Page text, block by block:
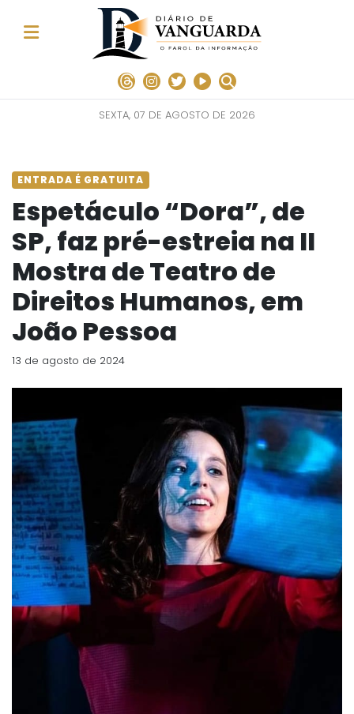
SEXTA, 07 DE AGOSTO DE 2026
ENTRADA É GRATUITA
Espetáculo “Dora”, de
SP, faz pré-estreia na II
Mostra de Teatro de
Direitos Humanos, em
João Pessoa
13 de agosto de 2024